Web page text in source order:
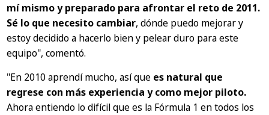
mí mismo y preparado para afrontar el reto de 2011.
Sé lo que necesito cambiar, dónde puedo mejorar y
estoy decidido a hacerlo bien y pelear duro para este
equipo", comentó.
"En 2010 aprendí mucho, así que es natural que
regrese con más experiencia y como mejor piloto.
Ahora entiendo lo difícil que es la Fórmula 1 en todos los